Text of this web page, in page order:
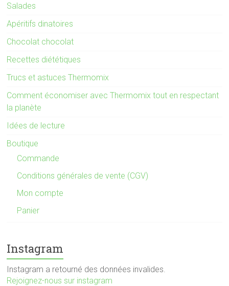
Salades
Apéritifs dinatoires
Chocolat chocolat
Recettes diététiques
Trucs et astuces Thermomix
Comment économiser avec Thermomix tout en respectant
la planète
Idées de lecture
Boutique
Commande
Conditions générales de vente (CGV)
Mon compte
Panier
Instagram
Instagram a retourné des données invalides.
Rejoignez-nous sur instagram